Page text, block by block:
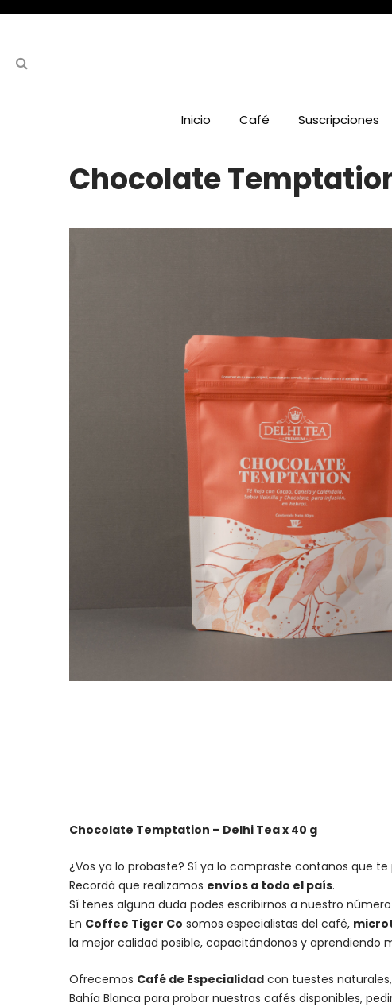
Inicio Café Suscripciones
Chocolate
Chocolate Temptation – Delhi Tea x 40 g
¿Vos ya lo probaste? Sí ya lo compraste contanos que
Recordá que realizamos envíos a todo el país.
Sí tenes alguna duda podes escribirnos a nuestro
En Coffee Tiger Co somos especialistas del café,
la mejor calidad posible, capacitándonos y aprendiendo
Ofrecemos Café de Especialidad con tuestes
Bahía Blanca para probar nuestros cafés disponibles,